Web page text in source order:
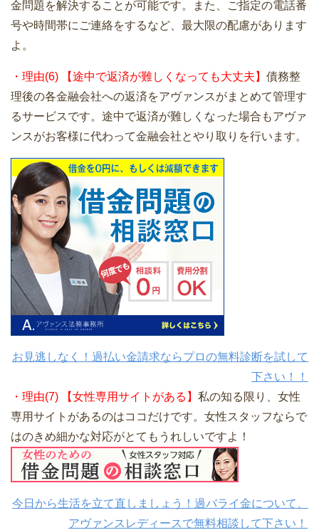
金問題を解決することが可能です。また、ご指定の電話番
号や時間帯にご連絡をするなど、最大限の配慮があります
よ。
・理由(6) 【途中で返済が難しくなっても大丈夫】 債務整
理後の各金融会社への返済をアヴァンスがまとめて管理す
るサービスです。途中で返済が難しくなった場合もアヴァ
ンスがお客様に代わって金融会社とやり取りを行います。
お見逃しなく！過払い金請求ならプロの無料診断を試して
下さい！！
・理由(7) 【女性専用サイトがある】 私の知る限り、女性
専用サイトがあるのはココだけです。女性スタッフならで
はのきめ細かな対応がとてもうれしいですよ！
今日から生活を立て直しましょう！過バライ金について、
アヴァンスレディースで無料相談して下さい！